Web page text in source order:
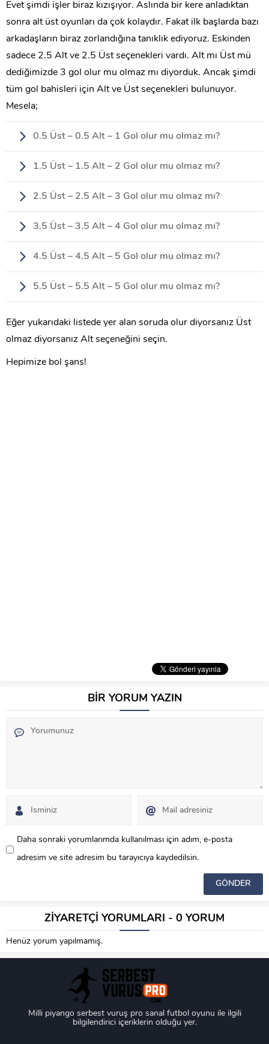
Evet şimdi işler biraz kızışıyor. Aslında bir kere anladıktan
sonra alt üst oyunları da çok kolaydır. Fakat ilk başlarda bazı
arkadaşların biraz zorlandığına tanıklık ediyoruz. Eskinden
sadece 2.5 Alt ve 2.5 Üst seçenekleri vardı. Alt mı Üst mü
dediğimizde 3 gol olur mu olmaz mı diyorduk. Ancak şimdi
tüm gol bahisleri için Alt ve Üst seçenekleri bulunuyor.
Mesela;
0.5 Üst – 0.5 Alt – 1 Gol olur mu olmaz mı?
1.5 Üst – 1.5 Alt – 2 Gol olur mu olmaz mı?
2.5 Üst – 2.5 Alt – 3 Gol olur mu olmaz mı?
3.5 Üst – 3.5 Alt – 4 Gol olur mu olmaz mı?
4.5 Üst – 4.5 Alt – 5 Gol olur mu olmaz mı?
5.5 Üst – 5.5 Alt – 5 Gol olur mu olmaz mı?
Eğer yukarıdaki listede yer alan soruda olur diyorsanız Üst
olmaz diyorsanız Alt seçeneğini seçin.
Hepimize bol şans!
BİR YORUM YAZIN
Daha sonraki yorumlarımda kullanılması için adım, e-posta
adresim ve site adresim bu tarayıcıya kaydedilsin.
ZİYARETÇİ YORUMLARI - 0 YORUM
Henüz yorum yapılmamış.
Milli piyango serbest vuruş pro sanal futbol oyunu ile ilgili
bilgilendirici içeriklerin olduğu yer.